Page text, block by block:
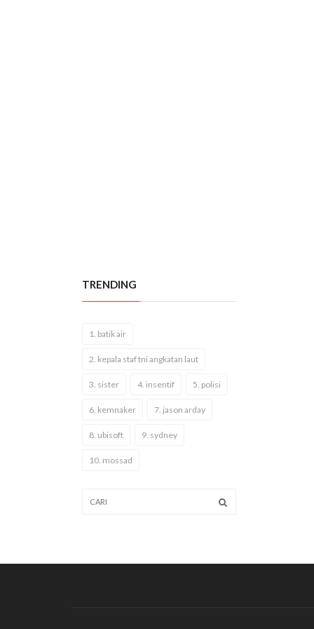
TRENDING
1. batik air
2. kepala staf tni angkatan laut
3. sister 4. insentif 5. polisi
6. kemnaker 7. jason arday
8. ubisoft 9. sydney
10. mossad